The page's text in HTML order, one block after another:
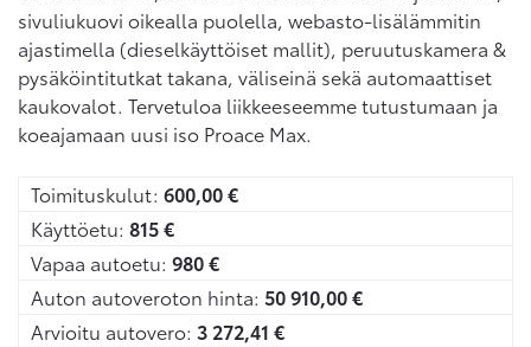
sivuliukuovi oikealla puolella, webasto-lisälämmitin
ajastimella (dieselkäyttöiset mallit), peruutuskamera &
pysäköintitutkat takana, väliseinä sekä automaattiset
kaukovalot. Tervetuloa liikkeeseemme tutustumaan ja
koeajamaan uusi iso Proace Max.
Toimituskulut: 600,00€
Käyttöetu: 815€
Vapaa autoetu: 980€
Auton autoveroton hinta: 50 910,00€
Arvioitu autovero: 3 272,41 €